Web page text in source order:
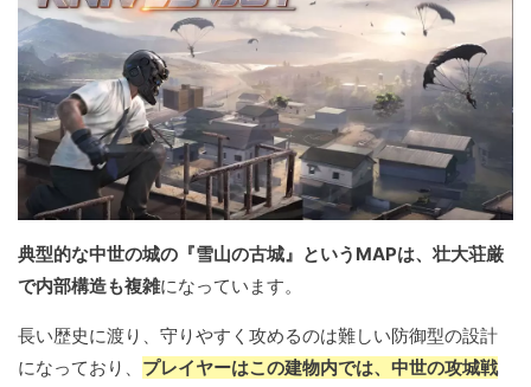
典型的な中世の城の『雪山の古城』というMAPは、壮大荘厳
で内部構造も複雑になっています。
長い歴史に渡り、守りやすく攻めるのは難しい防御型の設計
になっており、 プレイヤーはこの建物内では、中世の攻城戦